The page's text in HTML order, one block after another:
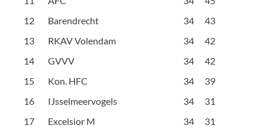
12
Barendrecht 34
43
13
RKAV Volendam 34
42
14
GVVV 34
42
15
Kon. HFC 34
39
16
IJsselmeervogels 34
31
17
Excelsior M 34
31